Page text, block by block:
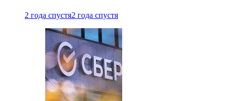
2 года спустя2 года спустя